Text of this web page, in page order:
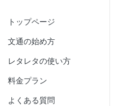
トップページ
文通の始め方
レタレタの使い方
料金プラン
よくある質問